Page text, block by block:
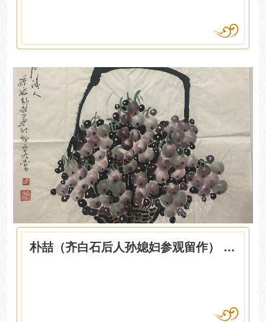
朴喆（齐白石后人孙媳妇参观留作） 花篮葡萄